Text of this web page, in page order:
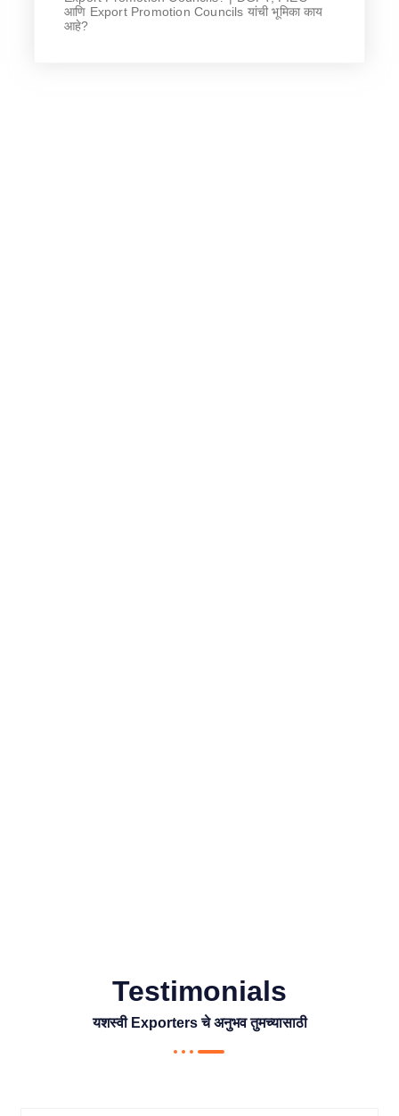
आणि Export Promotion Councils यांची भूमिका काय
आहे?
Testimonials
यशस्वी Exporters चे अनुभव तुमच्यासाठी